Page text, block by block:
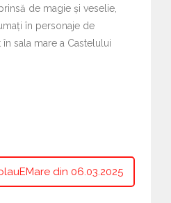
de magie și veselie,
în personaje de
sala mare a Castelului
din 06.03.2025